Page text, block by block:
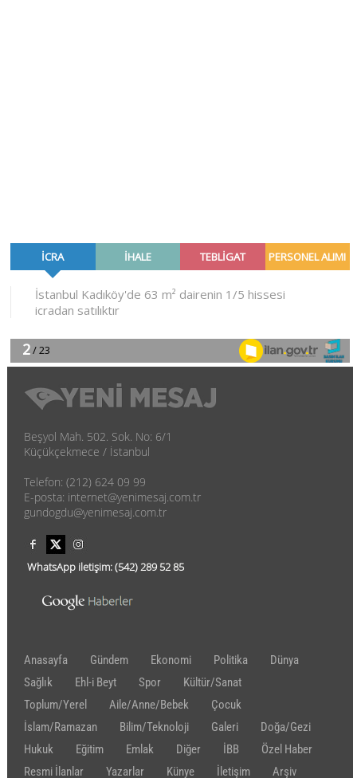
Beşyol Mah. 502. Sok. No: 6/1
Küçükçekmece / İstanbul
Telefon: (212) 624 09 99
E-posta: internet@yenimesaj.com.tr
gundogdu@yenimesaj.com.tr
WhatsApp iletişim:(542)289 52 85
Anasayfa Gündem Ekonomi Politika
Dünya
Sağlık
Ehl-i Beyt Spor
Kültür/Sanat
Toplum/Yerel
Aile/Anne/Bebek
Çocuk
İslam/Ramazan
Bilim/Teknoloji Galeri
Doğa/Gezi
Hukuk
Eğitim Emlak Diğer İBB
Özel Haber
Resmi İlanlar
Yazarlar Künye İletişim Arşiv